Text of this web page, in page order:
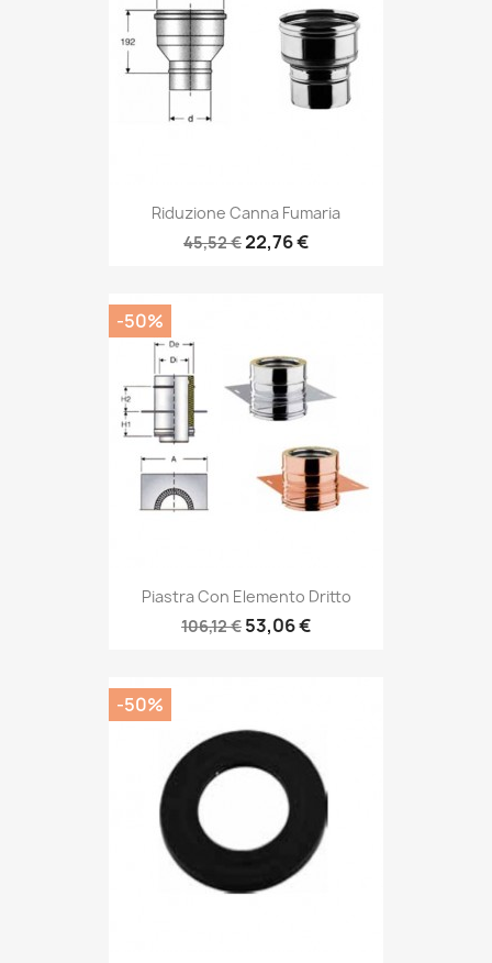
Riduzione Canna Fumaria
45,52 €22,76 €
Piastra Con Elemento Dritto
106,12 € 53,06 €
-50%
-50%